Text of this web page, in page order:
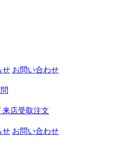
せ お問い合わせ
来店受取注文
せ お問い合わせ